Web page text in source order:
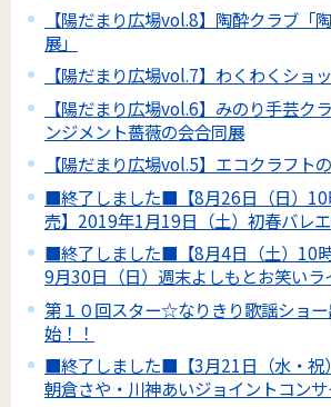
【陽だまり広場vol.8】陶酔クラブ「
展」
【陽だまり広場vol.7】わくわくショ
【陽だまり広場vol.6】みのり手芸ク
ンジメント薔薇の会合同展
【陽だまり広場vol.5】エコクラフト
■終了しました■【8月26日（日）10
売】2019年1月19日（土）初春バレ
■終了しました■【8月4日（土）10時
9月30日（日）週末よしもとお笑い
第１０回スター☆なりきり歌謡ショ
始！！
■終了しました■【3月21日（水・祝
朝倉さや・川神あいジョイントコンサ